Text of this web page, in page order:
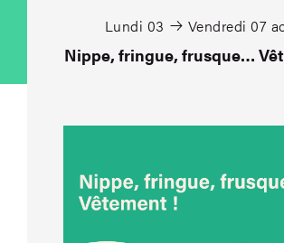
Lundi 03 Vendredi 07
Nippe, fringue, frusque…